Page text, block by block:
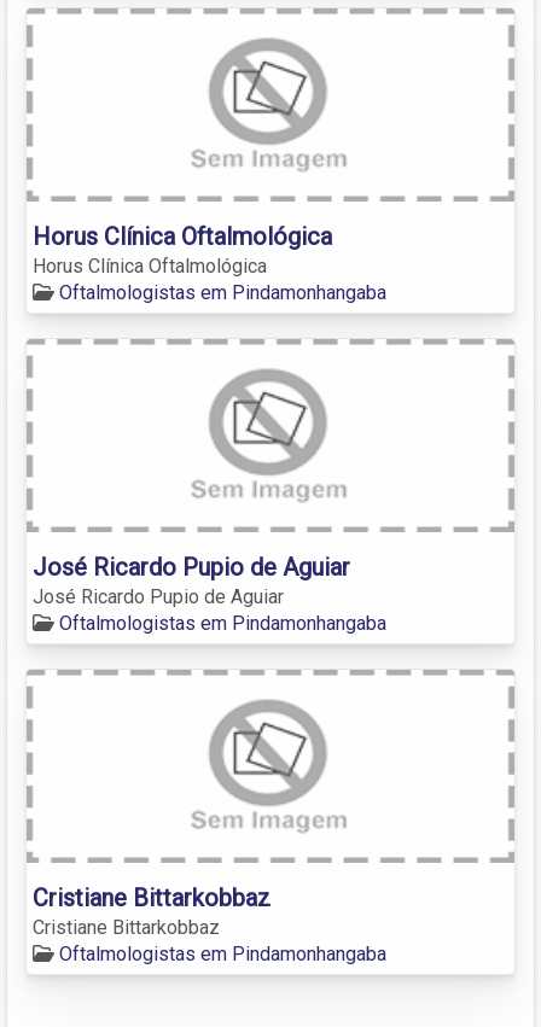
Horus Clínica Oftalmológica
Horus Clínica Oftalmológica
Oftalmologistas em Pindamonhangaba
José Ricardo Pupio de Aguiar
José Ricardo Pupio de Aguiar
Oftalmologistas em Pindamonhangaba
Cristiane Bittarkobbaz
Cristiane Bittarkobbaz
Oftalmologistas em Pindamonhangaba